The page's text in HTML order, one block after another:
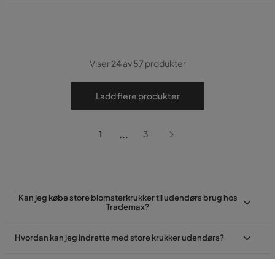
Viser24av57 produkter
Ladd flere produkter
1 ... 3
Kan jeg købe store blomsterkrukker til udendørs brug hos
Trademax?
Hvordan kan jeg indrette med store krukker udendørs?